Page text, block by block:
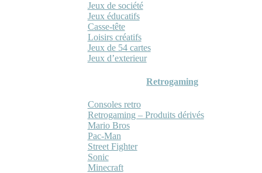
Jeux de société
Jeux éducatifs
Casse-tête
Loisirs créatifs
Jeux de 54 cartes
Jeux d’exterieur
Retrogaming
Consoles retro
Retrogaming – Produits dérivés
Mario Bros
Pac-Man
Street Fighter
Sonic
Minecraft